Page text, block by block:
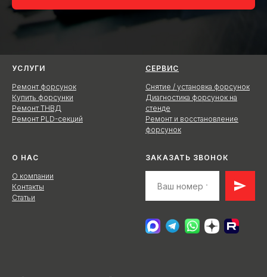
УСЛУГИ
Ремонт форсунок
Купить форсунки
Ремонт ТНВД
Ремонт PLD-секций
СЕРВИС
Снятие / установка форсунок
Диагностика форсунок на
стенде
Ремонт и восстановление
форсунок
О НАС
О компании
Контакты
Статьи
ЗАКАЗАТЬ ЗВОНОК